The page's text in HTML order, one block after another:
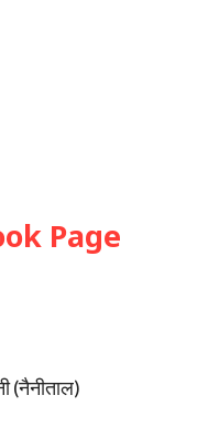
Page
(नैनीताल)